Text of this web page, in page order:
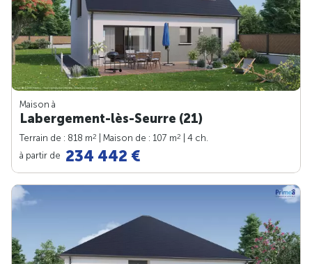
Maison à
Labergement-lès-Seurre (21)
Terrain de : 818 m2 | Maison de : 107 m2
| 4 ch.
à partir de 234 442 €